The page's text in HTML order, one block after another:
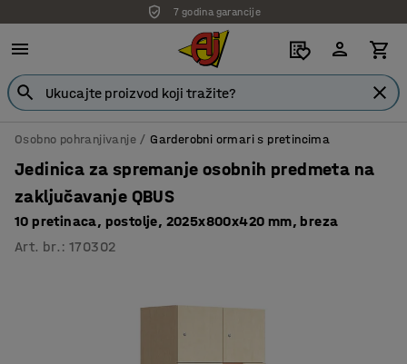
7 godina garancije
Osobno pohranjivanje Garderobni ormari s pretincima
Jedinica za spremanje osobnih predmeta na
zaključavanje QBUS
10 pretinaca, postolje, 2025x800x420 mm, breza
Art. br. :170302